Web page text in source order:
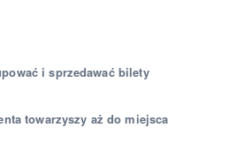
i sprzedawać bilety
towarzyszy aż do miejsca